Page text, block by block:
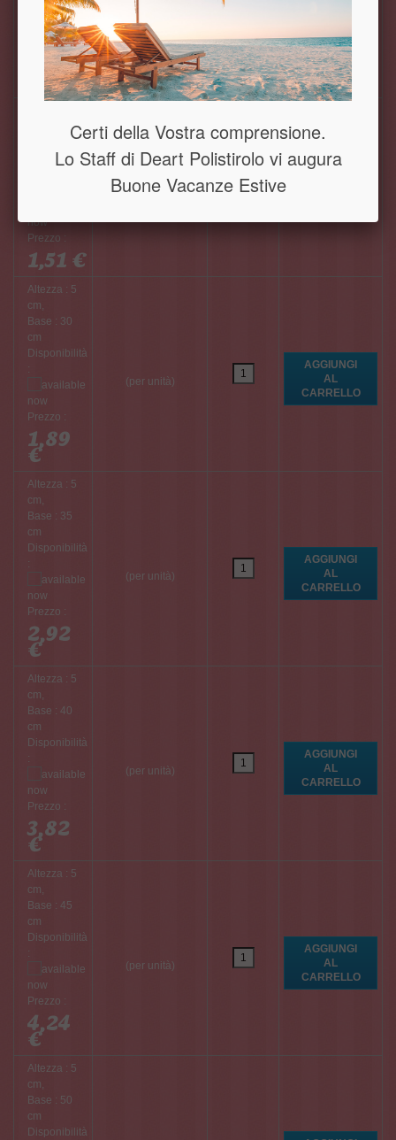
Prezzo :
0,94
(per unità)
Prezzo :
1,51 €
(per unità)
Altezza : 5
cm,
Base : 30
cm
Disponibilità
:
Prezzo :
1,89
€
(per unità)
Altezza : 5
cm,
Base : 35
cm
Disponibilità
:
Prezzo :
2,92
€
(per unità)
Altezza : 5
cm,
Base : 40
cm
Disponibilità
:
Prezzo :
3,82
€
(per unità)
Altezza : 5
cm,
Base : 45
cm
Disponibilità
:
Prezzo :
4,24
€
(per unità)
Altezza : 5
cm,
Base : 50
cm
Disponibilità
Certi della Vostra comprensione.
Lo Staff di Deart Polistirolo vi augura
Buone Vacanze Estive